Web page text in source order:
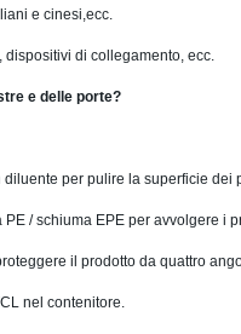
e cinesi,ecc.
dispositivi di collegamento, ecc.
e delle porte?
diluente per pulire la superficie dei
/ schiuma EPE per avvolgere i
il prodotto da quattro
nel contenitore.